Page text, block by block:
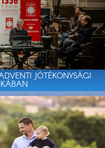
JÓTÉKONYSÁGI